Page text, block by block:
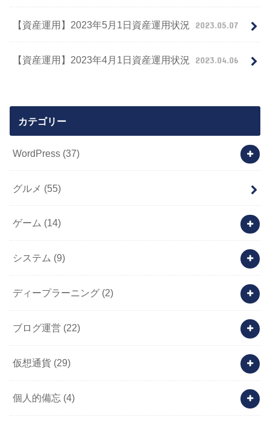
【資産運用】2023年5月1日資産運用状況 2023.05.07
【資産運用】2023年4月1日資産運用状況 2023.04.06
カテゴリー
WordPress (37)
グルメ (55)
ゲーム (14)
システム (9)
ディープラーニング (2)
ブログ運営 (22)
仮想通貨 (29)
個人的備忘 (4)